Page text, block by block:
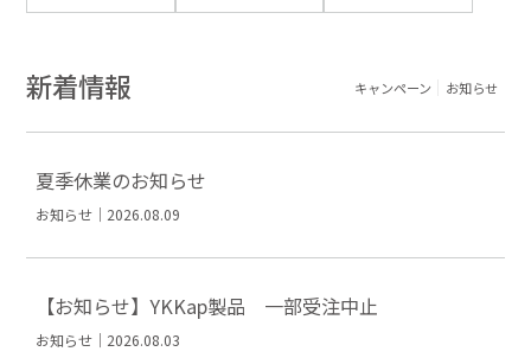
新着情報 キャンペーン お知らせ
夏季休業のお知らせ
お知らせ｜2026.08.09
【お知らせ】YKKap製品 一部受注中止
お知らせ｜2026.08.03